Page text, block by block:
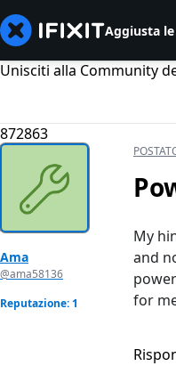
Aggiusta
Unisciti alla Community
872863
Ama
@ama58136
Reputazione: 1
My
and
for